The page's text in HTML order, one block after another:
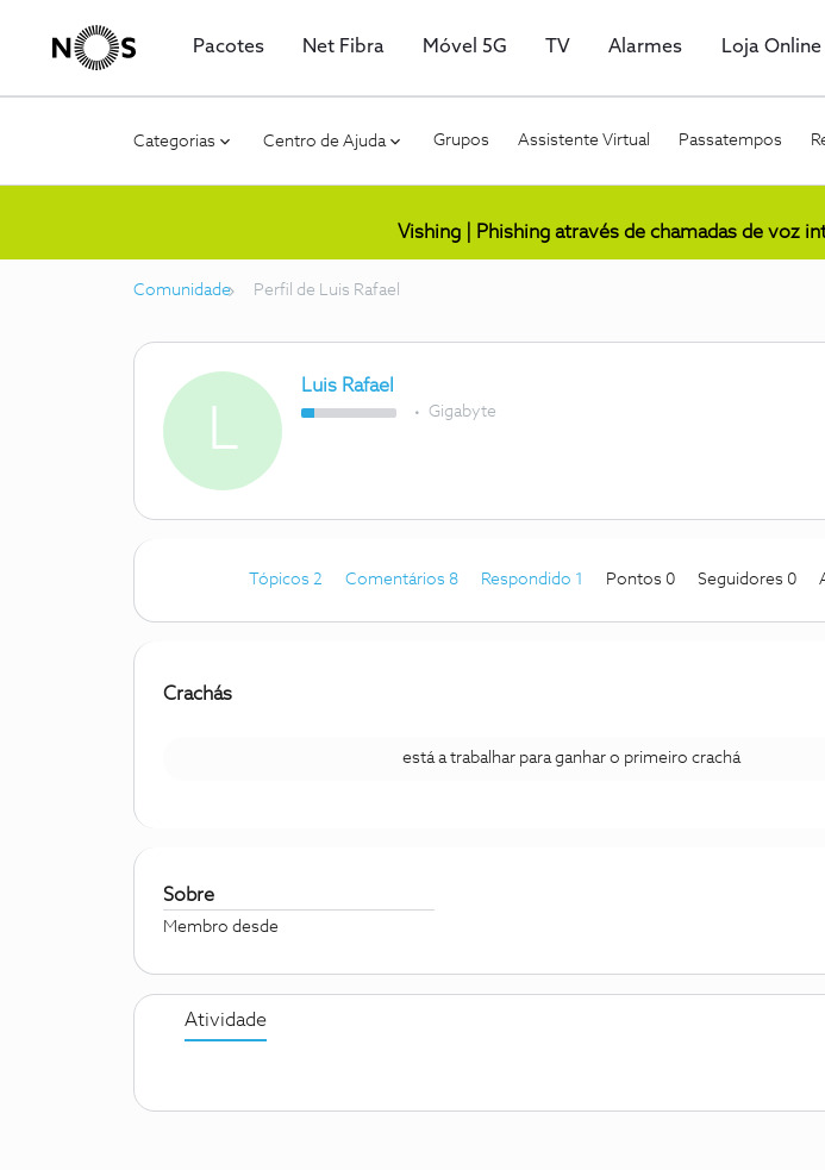
Pacotes Net Fibra Móvel 5G TV Alarmes Loja Online
Categorias Centro de Ajuda Grupos Assistente Virtual Passatempos
Vishing | Phishing através de chamadas de voz
Comunidade Perfil de Luis Rafael
L
Luis Rafael
Gigabyte
Tópicos 2 Comentários 8 Respondido 1 Pontos 0 Seguidores 0
Crachás
está a trabalhar para ganhar o primeiro crachá
Sobre
Membro desde
Atividade